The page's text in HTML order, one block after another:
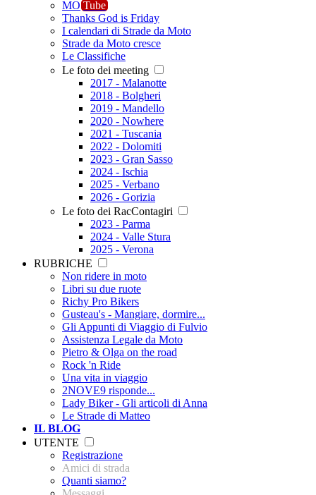
MO Tube
Thanks God is Friday
I calendari di Strade da Moto
Strade da Moto cresce
Le Classifiche
Le foto dei meeting
2017 - Malanotte
2018 - Bolgheri
2019 - Mandello
2020 - Nowhere
2021 - Tuscania
2022 - Dolomiti
2023 - Gran Sasso
2024 - Ischia
2025 - Verbano
2026 - Gorizia
Le foto dei RacContagiri
2023 - Parma
2024 - Valle Stura
2025 - Verona
RUBRICHE
Non ridere in moto
Libri su due ruote
Richy Pro Bikers
Gusteau's - Mangiare, dormire...
Gli Appunti di Viaggio di Fulvio
Assistenza Legale da Moto
Pietro & Olga on the road
Rock 'n Ride
Una vita in viaggio
2NOVE9 risponde...
Lady Biker - Gli articoli di Anna
Le Strade di Matteo
IL BLOG
UTENTE
Registrazione
Amici di strada
Quanti siamo?